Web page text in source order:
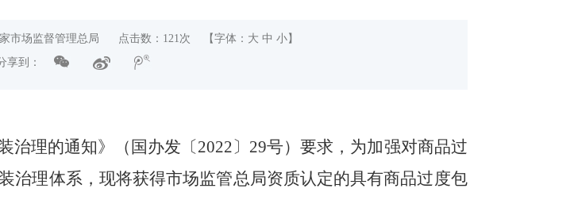
市场监督管理总局 点击数： 121次 【字体： 大 中 小】
享到：
治理的通知》（国办发〔2022〕 29号）要求，为加强对商品过
治理体系，现将获得市场监管总局资质认定的具有商品过度包